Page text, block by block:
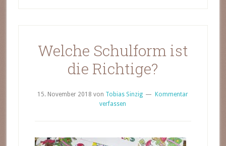
Welche Schulform ist
die Richtige?
15. November 2018 von Tobias Sinzig
Kommentar
verfassen